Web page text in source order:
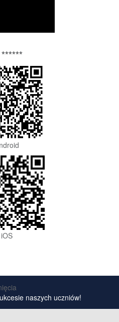
iOS
naszych uczniów!